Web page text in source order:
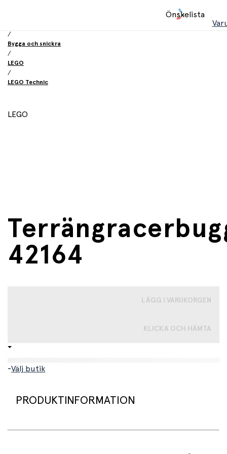
Önskelista
/
Bygga och snickra
/
LEGO
/
LEGO Technic
LEGO
42164
LÄGG I VARUKORGEN
KLICKA OCH HÄMTA
-Välj butik
PRODUKTINFORMATION